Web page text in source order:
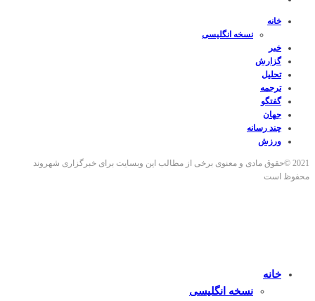
خانه
نسخه انگلیسی
خبر
گزارش
تحلیل
ترجمه
گفتگو
جهان
چند رسانه
ورزش
2021 ©حقوق مادی و معنوی برخی از مطالب این وبسایت برای خبرگزاری شهروند
محفوظ است
خانه
نسخه انگلیسی